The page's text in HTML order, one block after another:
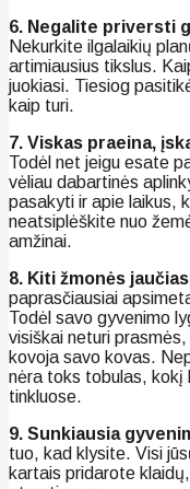
6. Negalite priversti
Nekurkite ilgalaikių
artimiausius tikslus.
juokiasi. Tiesiog
kaip turi.
7. Viskas praeina,
Todėl net jeigu esate
vėliau dabartinės
pasakyti ir apie laikus,
neatsiplėškite nuo
amžinai.
8. Kiti žmonės
paprasčiausiai
Todėl savo gyvenimo
visiškai neturi
kovoja savo kovas.
nėra toks tobulas, kokį
tinkluose.
9. Sunkiausia
tuo, kad klysite. Visi
kartais pridarote